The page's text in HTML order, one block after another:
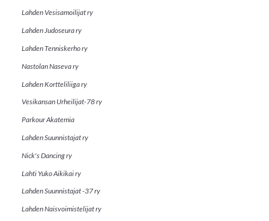
Lahden Vesisamoilijat ry
Lahden Judoseura ry
Lahden Tenniskerho ry
Nastolan Naseva ry
Lahden Kortteliliiga ry
Vesikansan Urheilijat-78 ry
Parkour Akatemia
Lahden Suunnistajat ry
Nick's Dancing ry
Lahti Yuko Aikikai ry
Lahden Suunnistajat -37 ry
Lahden Naisvoimistelijat ry